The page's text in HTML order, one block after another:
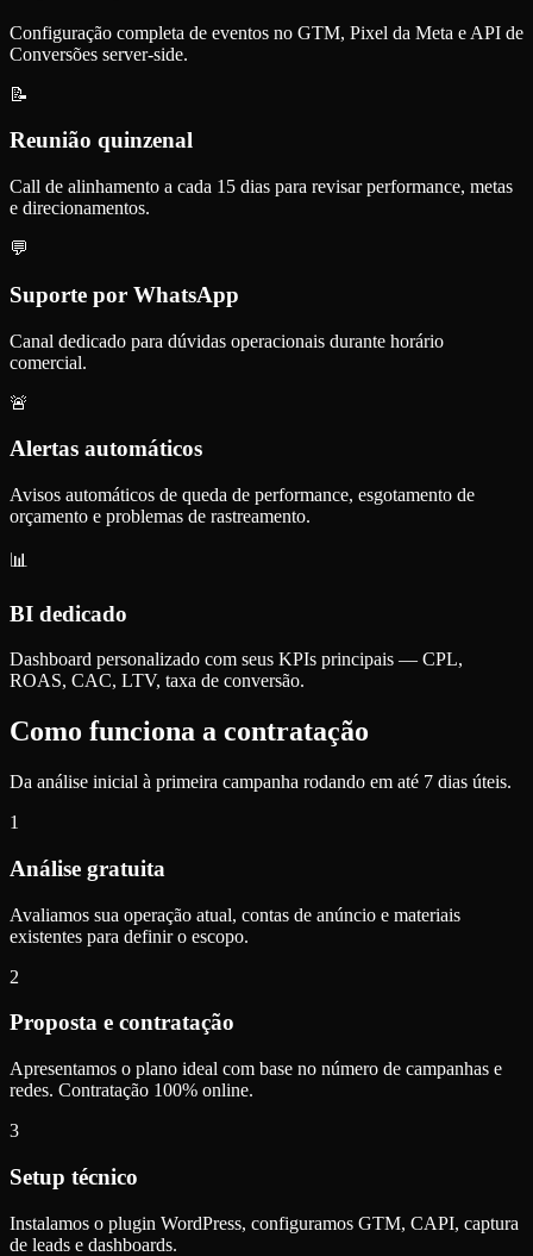
Configuração completa de eventos no GTM, Pixel da Meta e API de
Conversões server-side.
📝
Reunião quinzenal
Call de alinhamento a cada 15 dias para revisar performance, metas
e direcionamentos.
💬
Suporte por WhatsApp
Canal dedicado para dúvidas operacionais durante horário
comercial.
🚨
Alertas automáticos
Avisos automáticos de queda de performance, esgotamento de
orçamento e problemas de rastreamento.
📊
BI dedicado
Dashboard personalizado com seus KPIs principais — CPL,
ROAS, CAC, LTV, taxa de conversão.
Como funciona a contratação
Da análise inicial à primeira campanha rodando em até 7 dias úteis.
1
Análise gratuita
Avaliamos sua operação atual, contas de anúncio e materiais
existentes para definir o escopo.
2
Proposta e contratação
Apresentamos o plano ideal com base no número de campanhas e
redes. Contratação 100% online.
3
Setup técnico
Instalamos o plugin WordPress, configuramos GTM, CAPI, captura
de leads e dashboards.